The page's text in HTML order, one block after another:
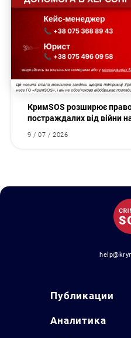
КримSOS розширює
постраждалих від війни
9 / 07 / 2026
Публикации
Аналитика